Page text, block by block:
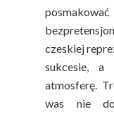
czeskiej
sukcesie, a
atmosferę.
was nie